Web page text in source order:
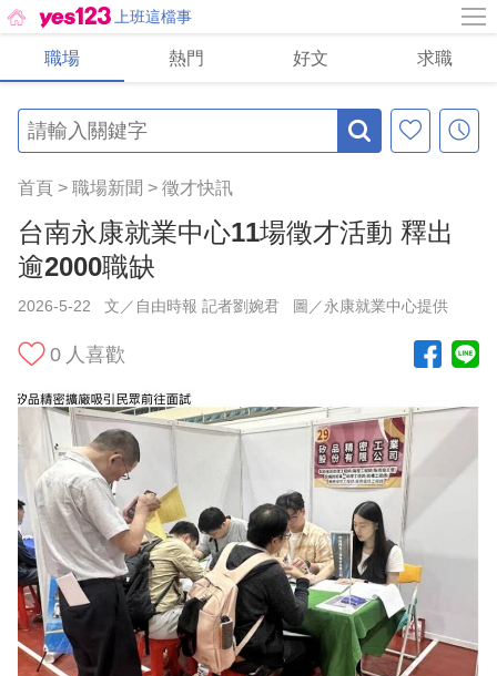
上班這檔事
職場 熱門 好文 求職
首頁 > 職場新聞 > 徵才快訊
台南永康就業中心11場徵才活動 釋出
逾2000職缺
2026-5-22 文／自由時報 記者劉婉君 圖／永康就業中心提供
0 人喜歡